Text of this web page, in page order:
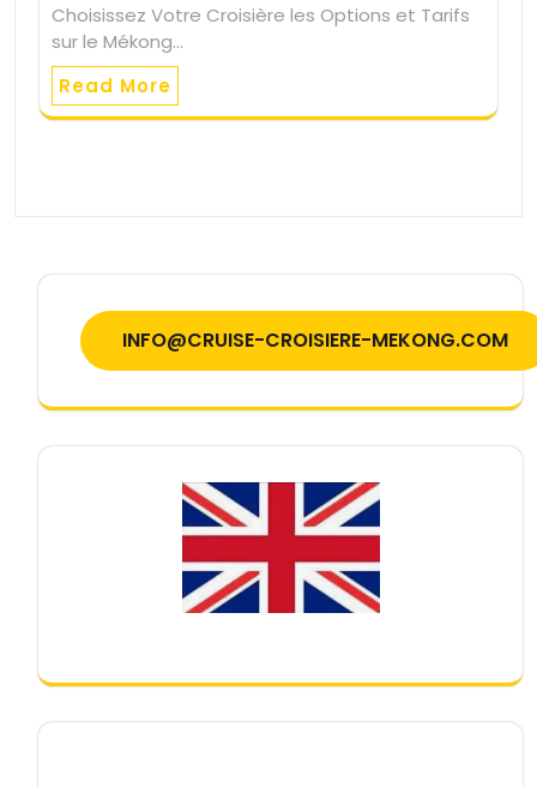
Choisissez Votre Croisière les Options et Tarifs
sur le Mékong…
Read More
INFO@CRUISE-CROISIERE-MEKONG.COM